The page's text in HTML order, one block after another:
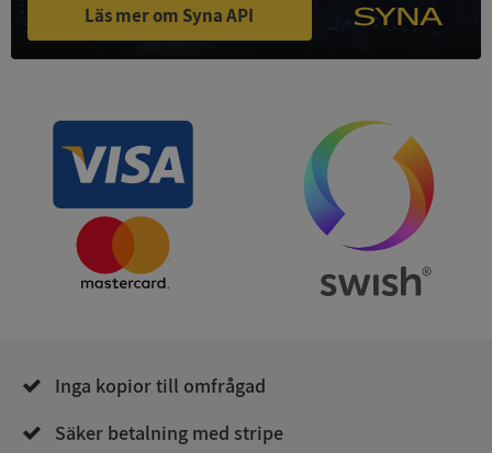
Läs mer om Syna API
Inga kopior till omfrågad
Säker betalning med stripe
kärnwebbplatsfunktioner som användarinloggning
och kontohantering. Webbplatsen kan inte
användas ordentligt utan strikt nödvändiga cookies.
__RequestVerificationToken
Microsoft
Corporation
de.syna.se